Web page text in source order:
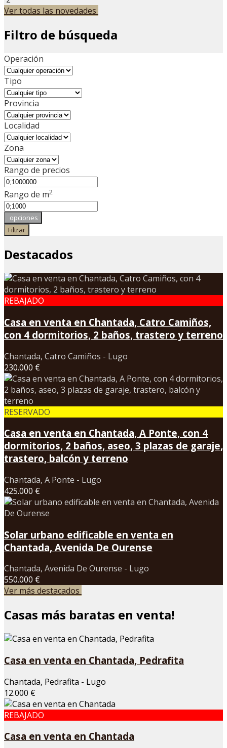
Ver todas las novedades
Filtro de búsqueda
Operación
Tipo
Provincia
Localidad
Zona
Rango de precios
Rango de m2
opciones
Filtrar
Destacados
REBAJADO
Casa en venta en Chantada, Catro Camiños,
con 4 dormitorios, 2 baños, trastero y terreno
Chantada, Catro Camiños - Lugo
230.000 €
RESERVADO
Casa en venta en Chantada, A Ponte, con 4
dormitorios, 2 baños, aseo, 3 plazas de garaje,
trastero, balcón y terreno
Chantada, A Ponte - Lugo
425.000 €
Solar urbano edificable en venta en
Chantada, Avenida De Ourense
Chantada, Avenida De Ourense - Lugo
550.000 €
Ver más destacados
Casas más baratas en venta!
Casa en venta en Chantada, Pedrafita
Chantada, Pedrafita - Lugo
12.000 €
REBAJADO
Casa en venta en Chantada